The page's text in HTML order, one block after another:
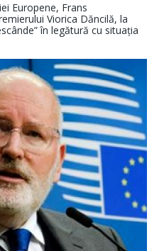
Europene, Frans
Viorica Dăncilă, la
în legătură cu situația